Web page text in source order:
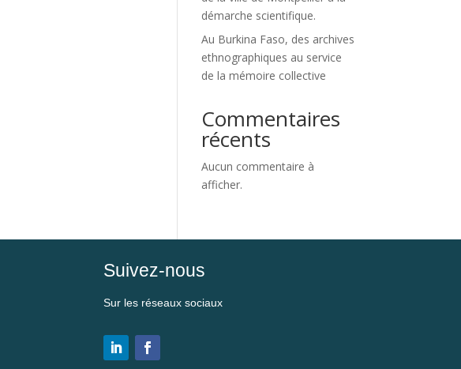
démarche scientifique.
Au Burkina Faso, des archives
ethnographiques au service
de la mémoire collective
Commentaires
récents
Aucun commentaire à
afficher.
Suivez-nous
Sur les réseaux sociaux